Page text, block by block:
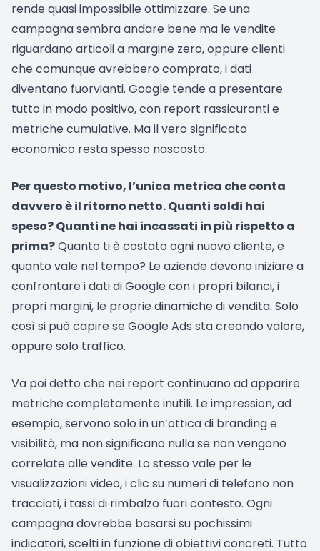
rende quasi impossibile ottimizzare. Se una
campagna sembra andare bene ma le vendite
riguardano articoli a margine zero, oppure clienti
che comunque avrebbero comprato, i dati
diventano fuorvianti. Google tende a presentare
tutto in modo positivo, con report rassicuranti e
metriche cumulative. Ma il vero significato
economico resta spesso nascosto.
Per questo motivo, l’unica metrica che conta
davvero è il ritorno netto. Quanti soldi hai
speso? Quanti ne hai incassati in più rispetto a
prima?Quanto ti è costato ogni nuovo cliente, e
quanto vale nel tempo? Le aziende devono iniziare a
confrontare i dati di Google con i propri bilanci, i
propri margini, le proprie dinamiche di vendita. Solo
così si può capire se Google Ads sta creando valore,
oppure solo traffico.
Va poi detto che nei report continuano ad apparire
metriche completamente inutili. Le impression, ad
esempio, servono solo in un’ottica di branding e
visibilità, ma non significano nulla se non vengono
correlate alle vendite. Lo stesso vale per le
visualizzazioni video, i clic su numeri di telefono non
tracciati, i tassi di rimbalzo fuori contesto. Ogni
campagna dovrebbe basarsi su pochissimi
indicatori, scelti in funzione di obiettivi concreti. Tutto